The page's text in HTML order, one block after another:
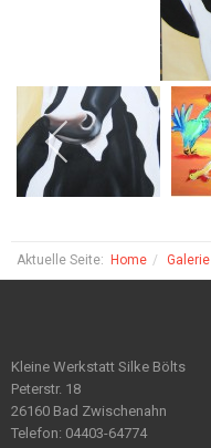
Aktuelle Seite: Home Galerie
Kleine Werkstatt Silke Bölts
Peterstr. 18
26160 Bad Zwischenahn
Telefon: 04403-64774